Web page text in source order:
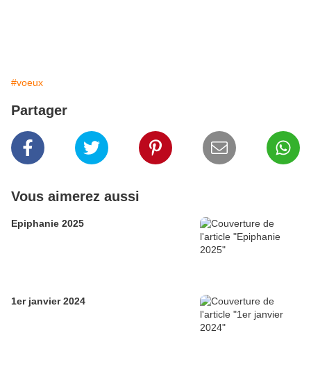
#voeux
Partager
Vous aimerez aussi
Epiphanie 2025
1er janvier 2024